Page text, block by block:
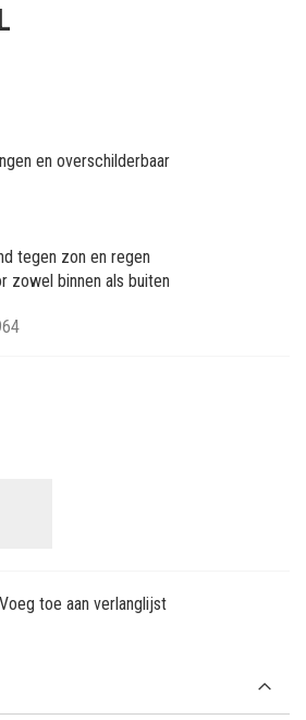
en overschilderbaar
tegen zon en regen
zowel binnen als buiten
Voeg toe aan verlanglijst